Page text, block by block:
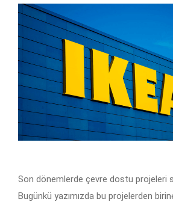
Son dönemlerde çevre dostu projeleri
Bugünkü yazımızda bu projelerden